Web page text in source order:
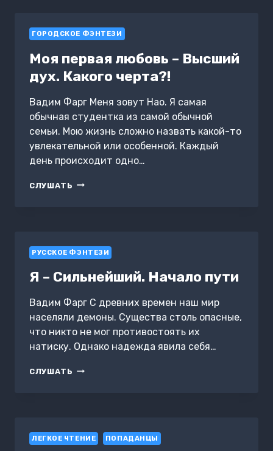
ГОРОДСКОЕ ФЭНТЕЗИ
Моя первая любовь – Высший
дух. Какого черта?!
Вадим Фарг Меня зовут Нао. Я самая
обычная студентка из самой обычной
семьи. Мою жизнь сложно назвать какой-то
увлекательной или особенной. Каждый
день происходит одно…
СЛУШАТЬ МОЯ
КАКОГО
РУССКОЕ ФЭНТЕЗИ
Я – Сильнейший. Начало пути
Вадим Фарг С древних времен наш мир
населяли демоны. Существа столь опасные,
что никто не мог противостоять их
натиску. Однако надежда явила себя…
СЛУШАТЬ Я
ЛЕГКОЕ ЧТЕНИЕ ПОПАДАНЦЫ